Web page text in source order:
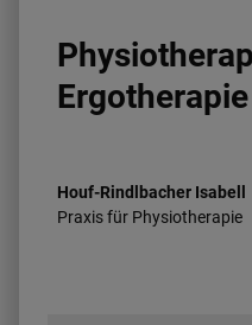
Bildung
Gesundheit
Houf-Rindlbacher Isabell
Praxis für Physiotherapie